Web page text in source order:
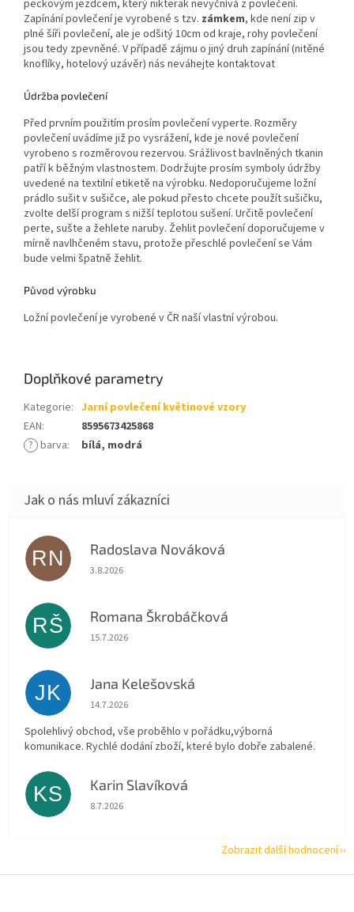
peckovým jezdcem, který nikterak nevyčnívá z povlečení.
Zapínání povlečení je vyrobené s tzv. zámkem, kde není zip v
plné šíři povlečení, ale je odšitý 10cm od kraje, rohy povlečení
jsou tedy zpevněné. V případě zájmu o jiný druh zapínání (nitěné
knoflíky, hotelový uzávěr) nás neváhejte kontaktovat
Údržba povlečení
Před prvním použitím prosím povlečení vyperte. Rozměry
povlečení uvádíme již po vysrážení, kde je nové povlečení
vyrobeno s rozměrovou rezervou. Srážlivost bavlněných tkanin
patří k běžným vlastnostem. Dodržujte prosím symboly údržby
uvedené na textilní etiketě na výrobku. Nedoporučujeme ložní
prádlo sušit v sušičce, ale pokud přesto chcete použít sušičku,
zvolte delší program s nižší teplotou sušení. Určitě povlečení
perte, sušte a žehlete naruby. Žehlit povlečení doporučujeme v
mírně navlhčeném stavu, protože přeschlé povlečení se Vám
bude velmi špatně žehlit.
Původ výrobku
Ložní povlečení je vyrobené v ČR naší vlastní výrobou.
Doplňkové parametry
Kategorie: Jarní povlečení květinové vzory
EAN:
8595673425868
? barva: bílá, modrá
RN Radoslava Nováková
Hodnocení obchodu je 5 z 5 hvězdiček.
3.8.2026
RŠ Romana Škrobáčková
Hodnocení obchodu je 5 z 5 hvězdiček.
15.7.2026
JK Jana Kelešovská
Hodnocení obchodu je 5 z 5 hvězdiček.
14.7.2026
Spolehlivý obchod, vše proběhlo v pořádku,výborná
komunikace. Rychlé dodání zboží, které bylo dobře zabalené.
KS Karin Slavíková
Hodnocení obchodu je 5 z 5 hvězdiček.
8.7.2026
Zobrazit další hodnocení